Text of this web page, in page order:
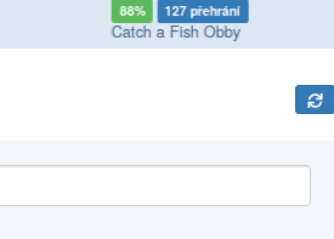
88% 127 přehrání
Catch a Fish Obby